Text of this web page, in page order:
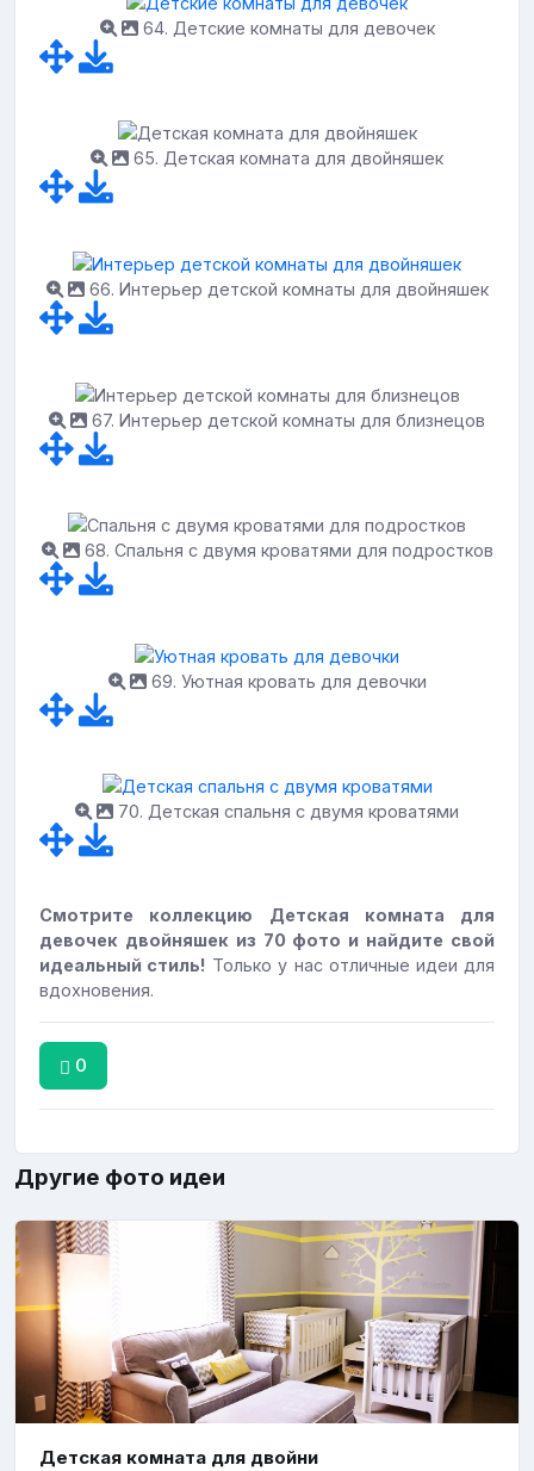
64. Детские комнаты для девочек
65. Детская комната для двойняшек
66. Интерьер детской комнаты для двойняшек
67. Интерьер детской комнаты для близнецов
68. Спальня с двумя кроватями для подростков
69. Уютная кровать для девочки
70. Детская спальня с двумя кроватями
Смотрите коллекцию Детская комната для
девочек двойняшек из 70 фото и найдите свой
идеальный стиль! Только у нас отличные идеи для
вдохновения.
0
Другие фото идеи
Детская комната для двойни